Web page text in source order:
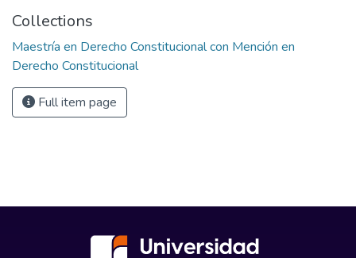
Collections
Maestría en Derecho Constitucional con Mención en
Derecho Constitucional
Full item page